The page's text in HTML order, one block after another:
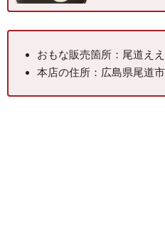
おもな販売箇所：尾道え
本店の住所：広島県尾道